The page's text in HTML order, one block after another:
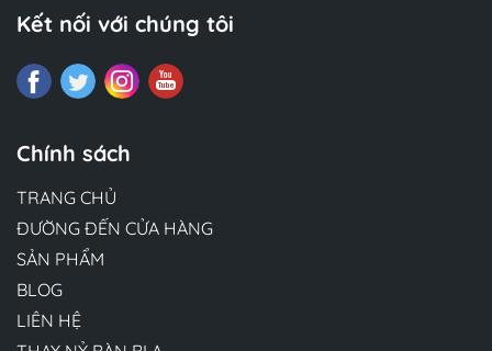
Kết nối với chúng tôi
Chính sách
TRANG CHỦ
ĐƯỜNG ĐẾN CỬA HÀNG
SẢN PHẨM
BLOG
LIÊN HỆ